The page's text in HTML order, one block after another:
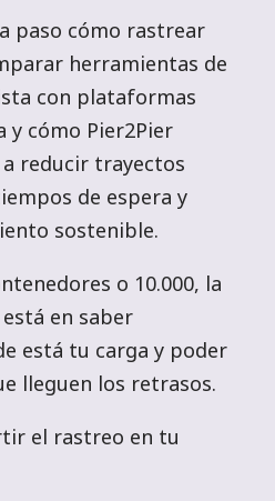
paso cómo rastrear
herramientas de
con plataformas
cómo Pier2Pier
reducir trayectos
de espera y
sostenible.
o 10.000, la
en saber
está tu carga y poder
lleguen los retrasos.
el rastreo en tu